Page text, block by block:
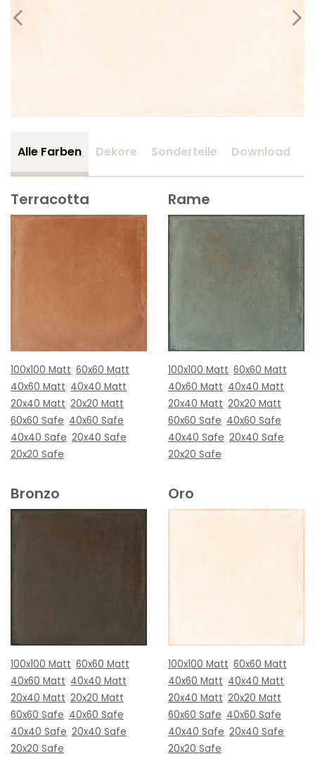
Alle Farben Dekore Sonderteile Download
Terracotta
100x100 Matt 60x60 Matt
40x60 Matt 40x40 Matt
20x40 Matt 20x20 Matt
60x60 Safe 40x60 Safe
40x40 Safe 20x40 Safe
20x20 Safe
Rame
100x100 Matt 60x60 Matt
40x60 Matt 40x40 Matt
20x40 Matt 20x20 Matt
60x60 Safe 40x60 Safe
40x40 Safe 20x40 Safe
20x20 Safe
Bronzo
100x100 Matt 60x60 Matt
40x60 Matt 40x40 Matt
20x40 Matt 20x20 Matt
60x60 Safe 40x60 Safe
40x40 Safe 20x40 Safe
20x20 Safe
Oro
100x100 Matt 60x60 Matt
40x60 Matt 40x40 Matt
20x40 Matt 20x20 Matt
60x60 Safe 40x60 Safe
40x40 Safe 20x40 Safe
20x20 Safe